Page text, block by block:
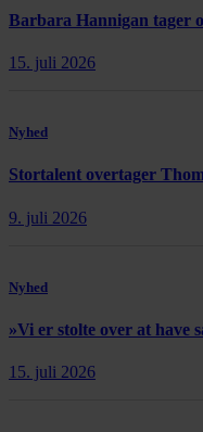
Barbara Hannigan tager
15. juli 2026
Nyhed
Stortalent overtager
9. juli 2026
Nyhed
»Vi er stolte over at have
15. juli 2026